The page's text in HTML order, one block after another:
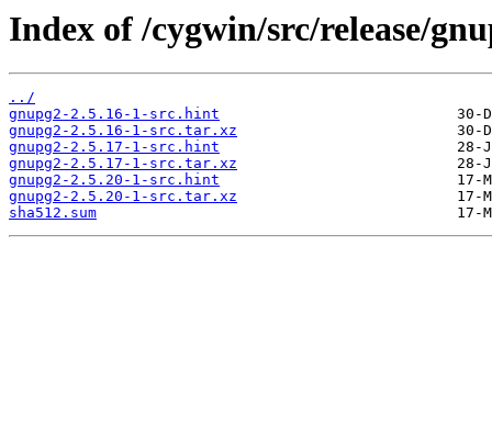
Index of /cygwin/src/release/
../
gnupg2-2.5.16-1-src.hint
gnupg2-2.5.16-1-src.tar.xz
gnupg2-2.5.17-1-src.hint
gnupg2-2.5.17-1-src.tar.xz
gnupg2-2.5.20-1-src.hint
gnupg2-2.5.20-1-src.tar.xz
sha512.sum